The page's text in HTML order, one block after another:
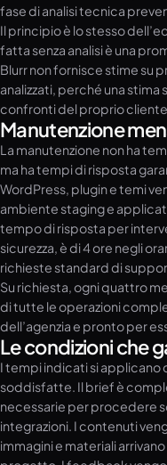
fase di analisi tecnica
Il principio è lo stesso
fatta senza analisi è una
Blurr non fornisce stime su
analizzati, perché una stima
confronti del proprio
Manutenzione
La manutenzione non ha
ma ha tempi di risposta
WordPress, plugin e temi
ambiente staging e
tempo di risposta per
sicurezza, è di 4 ore negli
richieste standard di
Su richiesta, ogni quattro
di tutte le operazioni
dell’agenzia e pronto per
Le condizioni che
I tempi indicati si applicano
soddisfatte. Il brief è
necessarie per procedere
integrazioni. I contenuti
immagini e materiali